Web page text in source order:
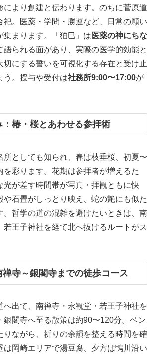
により創建と伝わります。のちに菅原道
祀。医薬・学問・勝運など、日常の願い
集まります。「狛巳」は 医薬の神にちな
語られる面があり、実際の医学的効能と
切にする誓いを可視化する存在と受け止
う。授与や受付は社務所9:00〜17:00が
：椿・桜とあわせる参拝術
所としても知られ、春は枝垂桜、初夏〜
を彩ります。花期は参拝者が増えるた
光が差す時間帯が写真・拝観ともに快
や石畳がしっとり映え、蛇の艶にも似た
。哲学の道の混雑を避けたいときは、南
若王子神社を経て北へ抜けるルートがス
禅寺～銀閣寺までの徒歩コース
へ出て、南禅寺・永観堂・若王子神社を
銀閣寺へ至る散策は約90〜120分。ベン
りながら、祈りの余韻を整える時間を確
は岡崎エリアで湯豆腐、夕方は鴨川沿い